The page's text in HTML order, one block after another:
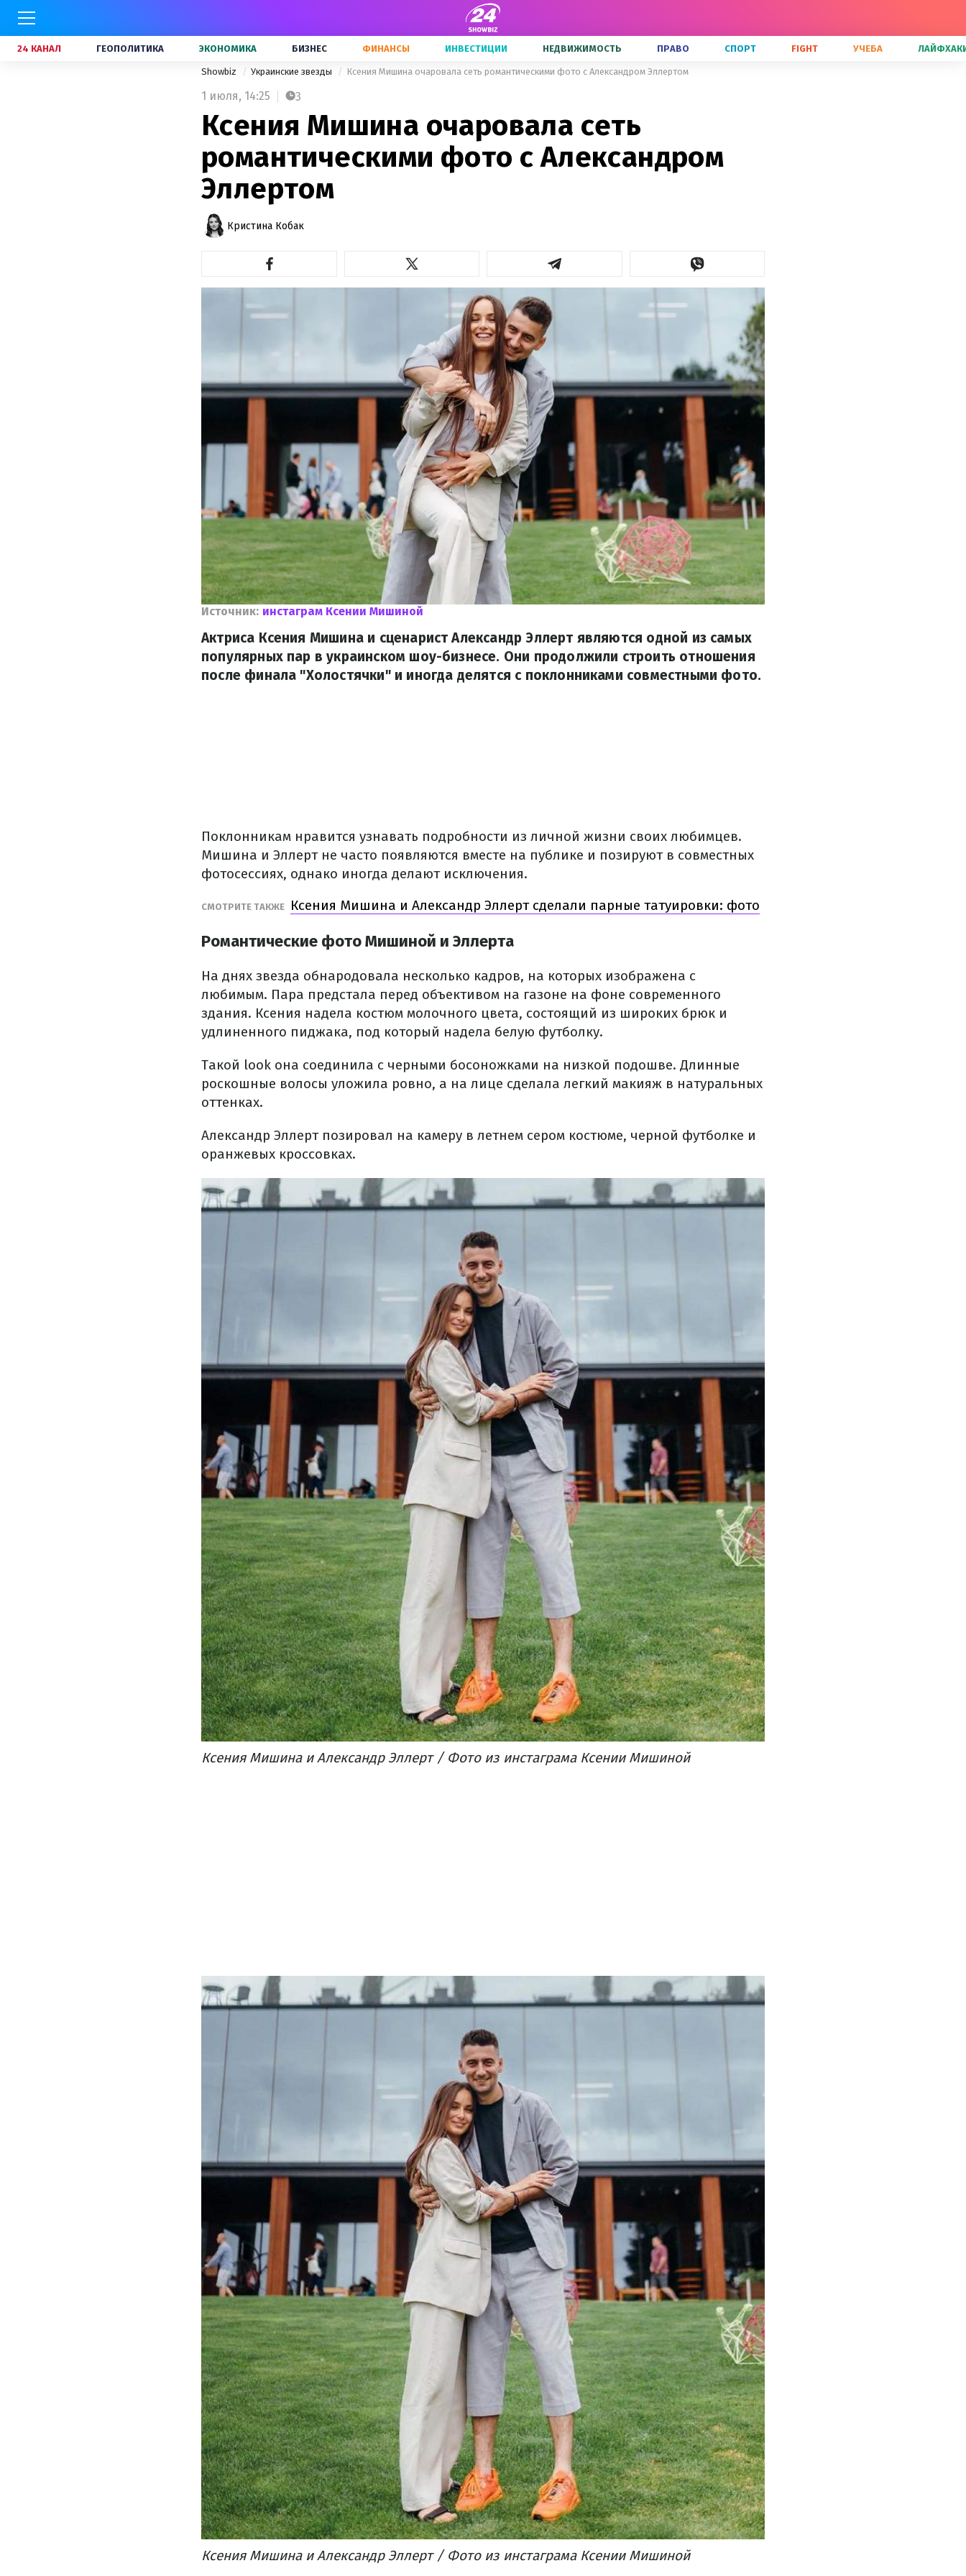
24 КАНАЛ ГЕОПОЛИТИКА ЭКОНОМИКА БИЗНЕС ФИНАНСЫ ИНВЕСТИЦИИ НЕДВИЖИМОСТЬ ПРАВО СПОРТ FIGHT УЧЕБА
Showbiz Украинские звезды Ксения Мишина очаровала сеть романтическими фото с Александром Эллертом
1 июля, 14:25 3
Ксения Мишина очаровала сеть
романтическими фото с Александром
Эллертом
Кристина Кобак
Источник: инстаграм Ксении Мишиной
Актриса Ксения Мишина и сценарист Александр Эллерт являются одной из самых
популярных пар в украинском шоу-бизнесе. Они продолжили строить отношения
после финала "Холостячки" и иногда делятся с поклонниками совместными фото.
Поклонникам нравится узнавать подробности из личной жизни своих любимцев.
Мишина и Эллерт не часто появляются вместе на публике и позируют в совместных
фотосессиях, однако иногда делают исключения.
СМОТРИТЕ ТАКЖЕ Ксения Мишина и Александр Эллерт сделали парные татуировки: фото
Романтические фото Мишиной и Эллерта
На днях звезда обнародовала несколько кадров, на которых изображена с
любимым. Пара предстала перед объективом на газоне на фоне современного
здания. Ксения надела костюм молочного цвета, состоящий из широких брюк и
удлиненного пиджака, под который надела белую футболку.
Такой look она соединила с черными босоножками на низкой подошве. Длинные
роскошные волосы уложила ровно, а на лице сделала легкий макияж в натуральных
оттенках.
Александр Эллерт позировал на камеру в летнем сером костюме, черной футболке и
оранжевых кроссовках.
Ксения Мишина и Александр Эллерт / Фото из инстаграма Ксении Мишиной
Ксения Мишина и Александр Эллерт / Фото из инстаграма Ксении Мишиной